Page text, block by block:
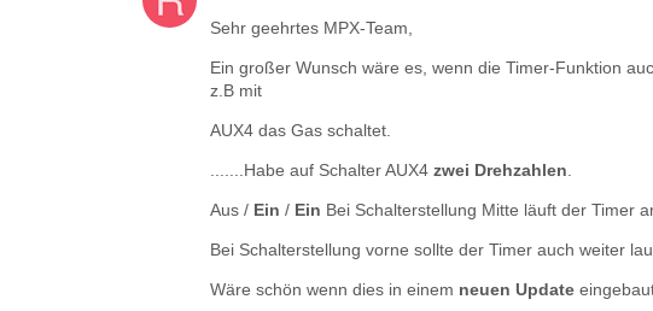
Sehr geehrtes MPX-Team,
Ein großer Wunsch wäre es, wenn die Timer-Funktion
z.B mit
AUX4 das Gas schaltet.
.......Habe auf Schalter AUX4 zwei Drehzahlen
Aus / Ein / Ein Bei Schalterstellung Mitte läuft der Timer
Bei Schalterstellung vorne sollte der Timer auch weiter
Wäre schön wenn dies in einem neuen Update